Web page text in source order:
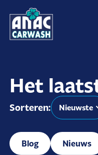
Het
Sorteren:
Blog Nieuws